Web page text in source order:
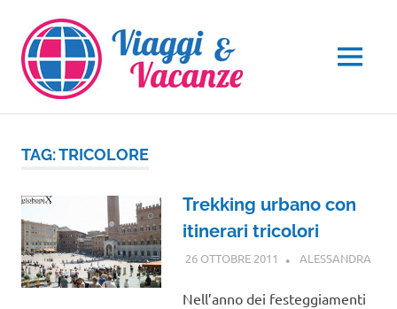
contenuto
MENU
TAG:TRICOLORE
Trekking urbano con
itinerari tricolori
26 OTTOBRE 2011 ALESSANDRA
Nell’anno dei festeggiamenti